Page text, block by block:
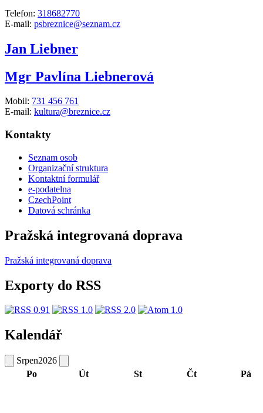
Telefon: 318682770
E-mail: psbreznice@seznam.cz
Jan Liebner
Mgr Pavlína Liebnerová
Mobil: 731 456 761
E-mail: kultura@breznice.cz
Kontakty
Seznam osob
Organizační struktura
Kontaktní formulář
e-podatelna
CzechPoint
Datová schránka
Pražská integrovaná doprava
Pražská integrovaná doprava
Exporty do RSS
Kalendář
Srpen2026
Po
Út St Čt Pá